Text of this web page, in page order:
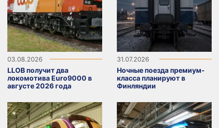
03.08.2026
LLOB получит два
локомотива Euro9000 в
августе 2026 года
31.07.2026
Ночные поезда премиум-
класса планируют в
Финляндии